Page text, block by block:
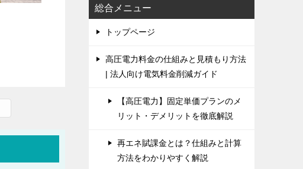
総合メニュー
トップページ
高圧電力料金の仕組みと見積もり方法
| 法人向け電気料金削減ガイド
【高圧電力】固定単価プランのメ
リット・デメリットを徹底解説
再エネ賦課金とは？仕組みと計算
方法をわかりやすく解説